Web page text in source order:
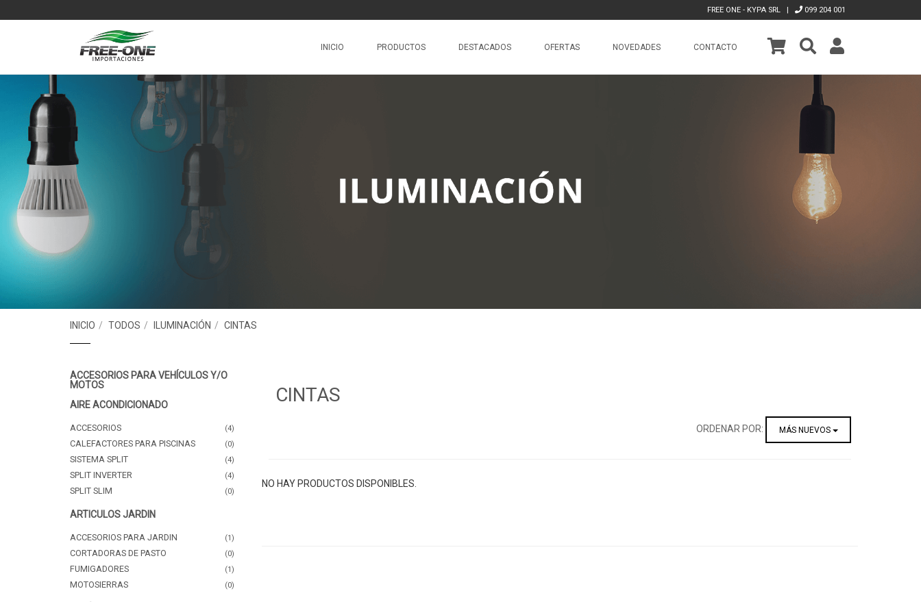
FREE ONE - KYPA SRL | 099 204 001
INICIO PRODUCTOS DESTACADOS OFERTAS NOVEDADES CONTACTO
INICIO TODOS ILUMINACIÓN CINTAS
ACCESORIOS PARA VEHÍCULOS Y/O
MOTOS
AIRE ACONDICIONADO
ACCESORIOS (4)
CALEFACTORES PARA PISCINAS (0)
SISTEMA SPLIT (4)
SPLIT INVERTER (4)
SPLIT SLIM (0)
ARTICULOS JARDIN
ACCESORIOS PARA JARDIN (1)
CORTADORAS DE PASTO (0)
FUMIGADORES (1)
MOTOSIERRAS (0)
CINTAS
ORDENAR POR: MÁS NUEVOS
NO HAY PRODUCTOS DISPONIBLES.